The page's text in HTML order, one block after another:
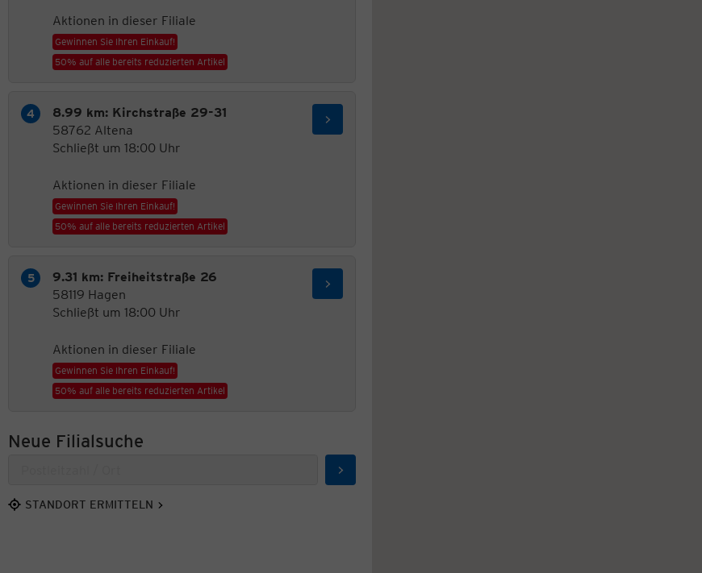
Aktionen in dieser Filiale
Gewinnen Sie Ihren Einkauf!
50% auf alle bereits reduzierten Artikel
8.99 km: Kirchstraße 29-31
58762 Altena
Schließt um 18:00 Uhr
Aktionen in dieser Filiale
Gewinnen Sie Ihren Einkauf!
50% auf alle bereits reduzierten Artikel
9.31 km: Freiheitstraße 26
58119 Hagen
Schließt um 18:00 Uhr
Aktionen in dieser Filiale
Gewinnen Sie Ihren Einkauf!
50% auf alle bereits reduzierten Artikel
Neue Filialsuche
Suchen
STANDORT ERMITTELN